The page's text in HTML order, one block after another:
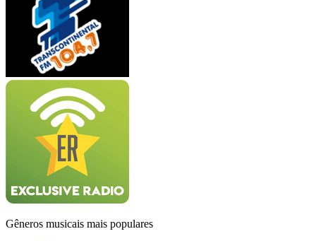
Gêneros musicais mais populares